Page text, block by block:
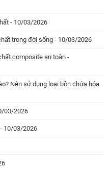
- 10/03/2026
trong đời sống - 10/03/2026
composite an toàn -
Nên sử dụng loại bồn chứa hóa
03/2026
10/03/2026